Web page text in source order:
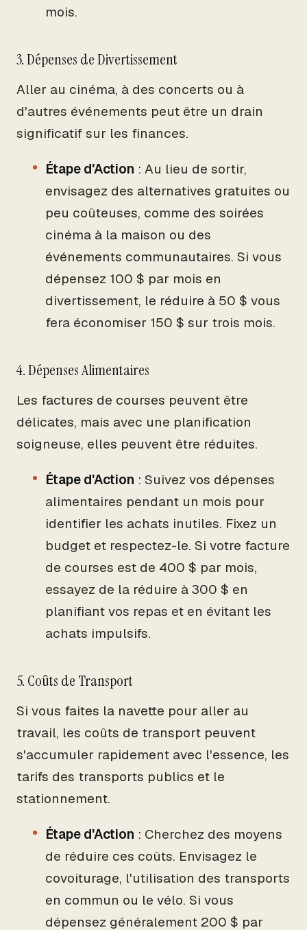
mois.
3. Dépenses de Divertissement
Aller au cinéma, à des concerts ou à
d'autres événements peut être un drain
significatif sur les finances.
Étape d'Action : Au lieu de sortir,
envisagez des alternatives gratuites ou
peu coûteuses, comme des soirées
cinéma à la maison ou des
événements communautaires. Si vous
dépensez 100 $ par mois en
divertissement, le réduire à 50 $ vous
fera économiser 150 $ sur trois mois.
4. Dépenses Alimentaires
Les factures de courses peuvent être
délicates, mais avec une planification
soigneuse, elles peuvent être réduites.
Étape d'Action : Suivez vos dépenses
alimentaires pendant un mois pour
identifier les achats inutiles. Fixez un
budget et respectez-le. Si votre facture
de courses est de 400 $ par mois,
essayez de la réduire à 300 $ en
planifiant vos repas et en évitant les
achats impulsifs.
5. Coûts de Transport
Si vous faites la navette pour aller au
travail, les coûts de transport peuvent
s'accumuler rapidement avec l'essence, les
tarifs des transports publics et le
stationnement.
Étape d'Action : Cherchez des moyens
de réduire ces coûts. Envisagez le
covoiturage, l'utilisation des transports
en commun ou le vélo. Si vous
dépensez généralement 200 $ par